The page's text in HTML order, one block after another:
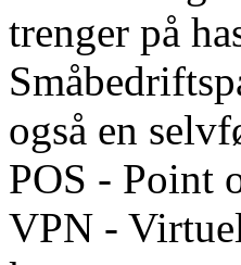
trenger på
også en
POS - Point
VPN -